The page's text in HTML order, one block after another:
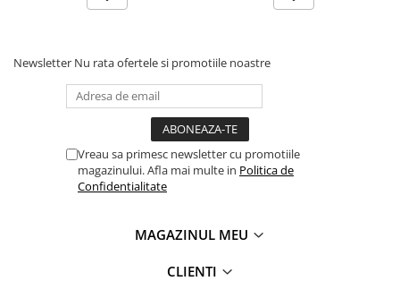
Newsletter Nu rata ofertele si promotiile noastre
Vreau sa primesc newsletter cu promotiile
magazinului. Afla mai multe in Politica de
Confidentialitate
MAGAZINUL MEU
CLIENTI